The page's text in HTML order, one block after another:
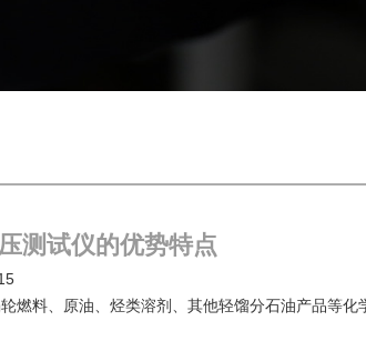
测试仪的优势特点
燃料、原油、烃类溶剂、其他轻馏分石油产品等化